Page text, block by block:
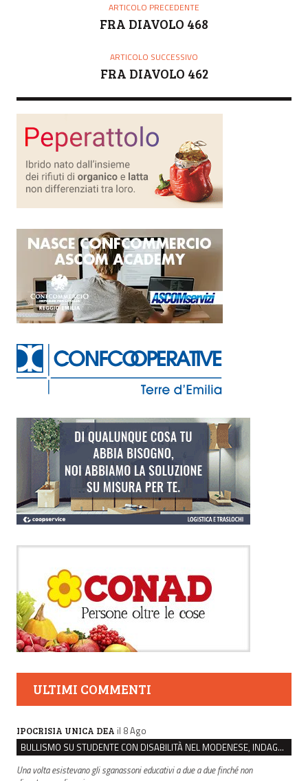
ARTICOLO PRECEDENTE
FRA DIAVOLO 468
ARTICOLO SUCCESSIVO
FRA DIAVOLO 462
ULTIMI COMMENTI
IPOCRISIA UNICA DEA il 8 Ago
BULLISMO SU STUDENTE CON DISABILITÀ NEL MODENESE, INDAGATI DUE RAGAZZI DI 16 ANNI
Una volta esistevano gli sganassoni educativi a due a due finché non